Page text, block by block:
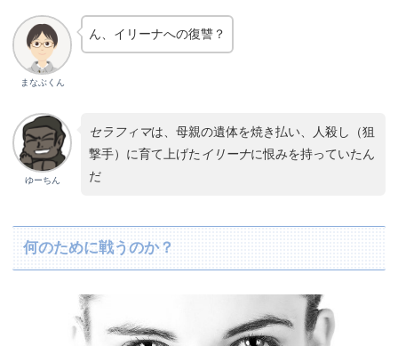
まなぶくん
ん、イリーナへの復讐？
ゆーちん
セラフィマは、母親の遺体を焼き払い、人殺し（狙
撃手）に育て上げた イリーナに恨みを持っていたん
だ
何のために戦うのか？